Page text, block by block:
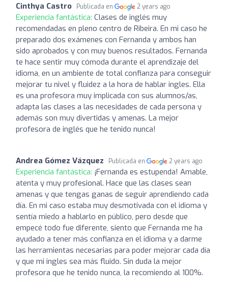
Cinthya Castro Publicada en 2 years ago
Experiencia fantástica: Clases de inglés muy
recomendadas en pleno centro de Ribeira. En mi caso he
preparado dos exámenes con Fernanda y ambos han
sido aprobados y con muy buenos resultados. Fernanda
te hace sentir muy cómoda durante el aprendizaje del
idioma, en un ambiente de total confianza para conseguir
mejorar tu nivel y fluidez a la hora de hablar ingles. Ella
es una profesora muy implicada con sus alumnos/as,
adapta las clases a las necesidades de cada persona y
además son muy divertidas y amenas. La mejor
profesora de inglés que he tenido nunca!
Andrea Gómez Vázquez Publicada en 2 years ago
Experiencia fantástica: ¡Fernanda es estupenda! Amable,
atenta y muy profesional. Hace que las clases sean
amenas y que tengas ganas de seguir aprendiendo cada
día. En mi caso estaba muy desmotivada con el idioma y
sentía miedo a hablarlo en público, pero desde que
empecé todo fue diferente, siento que Fernanda me ha
ayudado a tener más confianza en el idioma y a darme
las herramientas necesarias para poder mejorar cada día
y que mi ingles sea más fluido. Sin duda la mejor
profesora que he tenido nunca, la recomiendo al 100%.